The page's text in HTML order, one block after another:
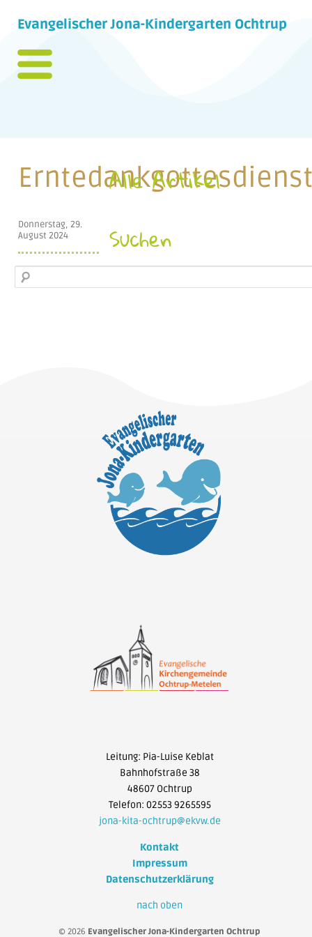
Evangelischer Jona-Kindergarten Ochtrup
Donnerstag, 29.
August 2024
Alle Artikel
Suchen
Leitung: Pia-Luise Keblat
Bahnhofstraße 38
48607 Ochtrup
Telefon: 02553 9265595
jona-kita-ochtrup@ekvw.de
Kontakt
Impressum
Datenschutzerklärung
nach oben
© 2026 Evangelischer Jona-Kindergarten Ochtrup